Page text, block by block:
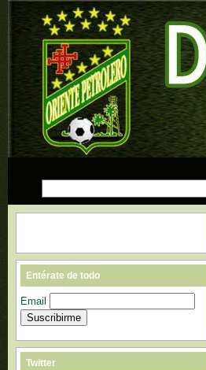
Entérate de todo
Email
Twitter